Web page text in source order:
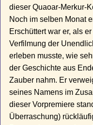
dieser Quaoar-Merkur-
Noch im selben Monat
Erschüttert war er, als
Verfilmung der
erleben musste, wie
der Geschichte aus
Zauber nahm. Er
seines Namens im
dieser Vorpremiere
Überraschung)